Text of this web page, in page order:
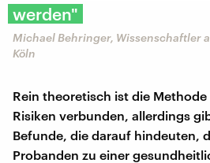
werden"
Michael Behringer, Wissenschaftler
Köln
Rein theoretisch ist die
Risiken verbunden, allerdings
Befunde, die darauf hindeuten,
Probanden zu einer